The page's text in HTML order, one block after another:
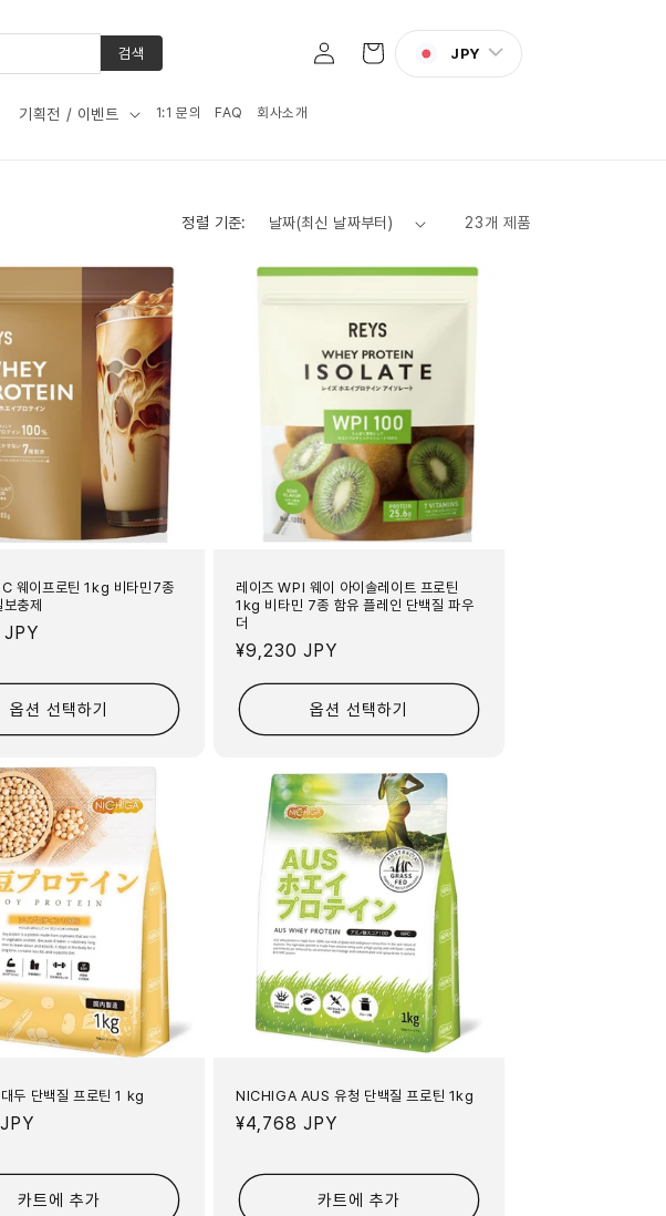
기획전 / 이벤트 1:1 문의 FAQ 회사소개
그
트
JPY
검색
정렬 기준: 23개 제품
웨이프로틴 1kg 비타민7종
충제
옵션 선택하기
레이즈 WPI 웨이 아이솔레이트 프로틴
1kg 비타민 7종 함유 플레인 단백질 파우
더
정
¥9,230 JPY
옵션 선택하기
두 단백질 프로틴 1 kg
카트에 추가
NICHIGA AUS 유청 단백질 프로틴 1kg
정
¥4,768 JPY
카트에 추가